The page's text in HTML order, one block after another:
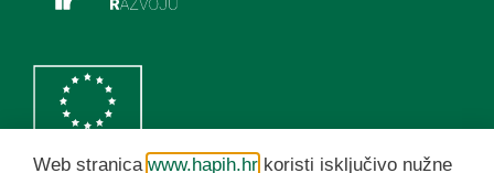
Web stranica www.hapih.hr koristi isključivo nužne